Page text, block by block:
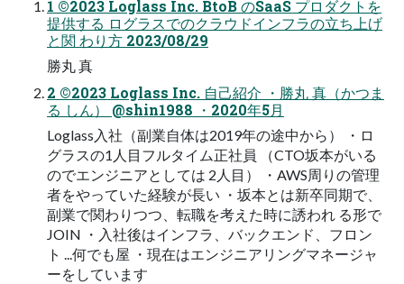
1 ©2023 Loglass Inc. BtoB のSaaS プロダクトを
提供する ログラスでのクラウドインフラの立ち上げ
と関 わり方 2023/08/29
勝丸 真
2 ©2023 Loglass Inc. 自己紹介 ・勝丸 真（かつま
る しん） @shin1988 ・2020年5月
Loglass入社（副業自体は2019年の途中から） ・ロ
グラスの1人目フルタイム正社員 （CTO坂本がいる
のでエンジニアとしては 2人目） ・AWS周りの管理
者をやっていた経験が長い ・坂本とは新卒同期で、
副業で関わりつつ、転職を考えた時に誘われ る形で
JOIN ・入社後はインフラ、バックエンド、フロン
ト ...何でも屋 ・現在はエンジニアリングマネージャ
ーをしています